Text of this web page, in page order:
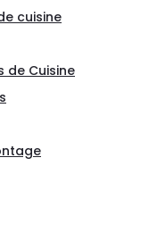
cuisine
de Cuisine